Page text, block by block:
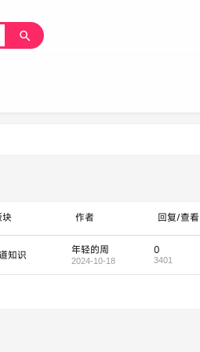
块 作者 回复/查看
知识 年轻的周
2024-10-18
0
3401